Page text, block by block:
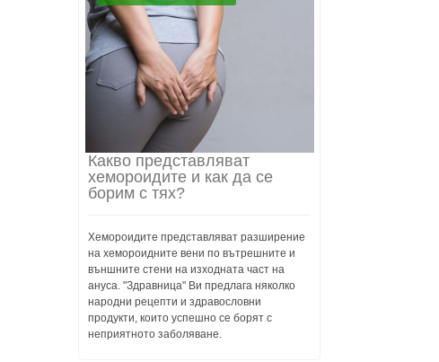
Какво представляват
хемороидите и как да се
борим с тях?
Хемороидите представляват разширение
на хемороидните вени по вътрешните и
външните стени на изходната част на
ануса. "Здравница" Ви предлага няколко
народни рецепти и здравословни
продукти, които успешно се борят с
неприятното заболяване.